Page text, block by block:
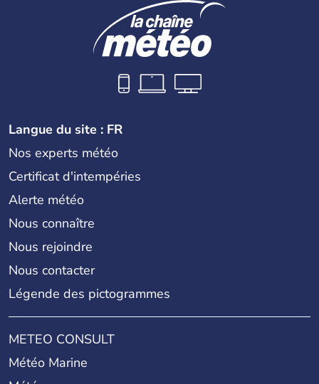
Langue du site : FR
Nos experts météo
Certificat d'intempéries
Alerte météo
Nous connaître
Nous rejoindre
Nous contacter
Légende des pictogrammes
METEO CONSULT
Météo Marine